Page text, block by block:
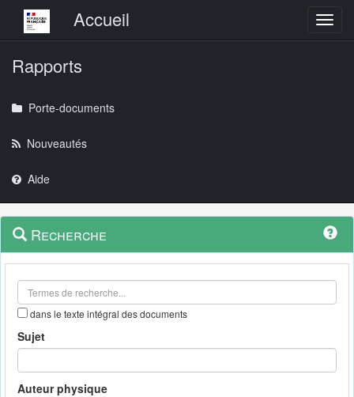
Menu principalAccueil
Rapports
Porte-documents
Nouveautés
Aide
Navigation
outils
Menu
contextuel
Recherche
dans le texte intégral des documents
Sujet
Auteur physique